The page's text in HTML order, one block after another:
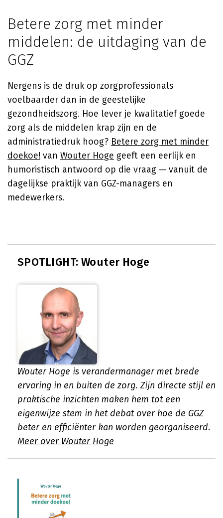
Betere zorg met minder
middelen: de uitdaging van de
GGZ
Nergens is de druk op zorgprofessionals
voelbaarder dan in de geestelijke
gezondheidszorg. Hoe lever je kwalitatief goede
zorg als de middelen krap zijn en de
administratiedruk hoog? Betere zorg met minder
doekoe! van Wouter Hoge geeft een eerlijk en
humoristisch antwoord op die vraag — vanuit de
dagelijkse praktijk van GGZ-managers en
medewerkers.
SPOTLIGHT: Wouter Hoge
Wouter Hoge is verandermanager met brede
ervaring in en buiten de zorg. Zijn directe stijl en
praktische inzichten maken hem tot een
eigenwijze stem in het debat over hoe de GGZ
beter en efficiënter kan worden georganiseerd.
Meer over Wouter Hoge